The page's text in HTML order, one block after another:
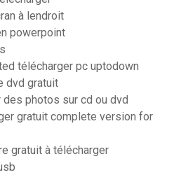
à lendroit
powerpoint
télécharger pc uptodown
dvd gratuit
photos sur cd ou dvd
gratuit complete version for
gratuit à télécharger